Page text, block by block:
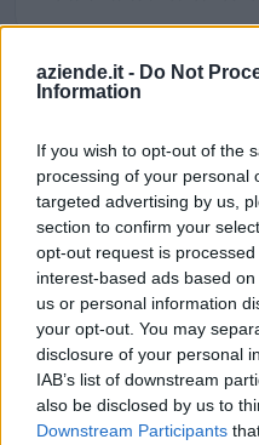
aziende.it - Do Not
Information
If you wish to opt-out of the
processing of your personal
targeted advertising by us,
section to confirm your
opt-out request is
interest-based ads based
us or personal information
your opt-out. You may
disclosure of your personal
IAB’s list of downstream
also be disclosed by us to
Downstream Participants
Aiuti di Stato e
Patricia Urquiola S.p.a.
contributi pubblici per un
2024-03-12
Contributo a fondo
[decisione su SA.100155
temporale al 30.6.22) ai
agenzia delle entrate
38.298 euro
2020-12-20